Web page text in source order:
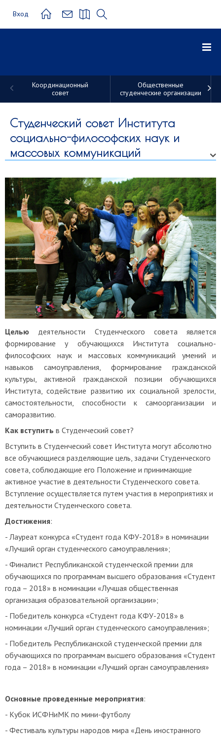
Вход
Студенческие
трудовые
отряды
Координационный
совет
Общественные
студенческие организации
Студенческий совет Института
социально-философских наук и
массовых коммуникаций
Целью деятельности Студенческого совета является
формирование у обучающихся Института социально-
философских наук и массовых коммуникаций умений и
навыков самоуправления, формирование гражданской
культуры, активной гражданской позиции обучающихся
Института, содействие развитию их социальной зрелости,
самостоятельности, способности к самоорганизации и
саморазвитию.
Как вступить в Студенческий совет?
Вступить в Студенческий совет Института могут абсолютно
все обучающиеся разделяющие цель, задачи Студенческого
совета, соблюдающие его Положение и принимающие
активное участие в деятельности Студенческого совета.
Вступление осуществляется путем участия в мероприятиях и
деятельности Студенческого совета.
Достижения:
- Лауреат конкурса «Студент года КФУ-2018» в номинации
«Лучший орган студенческого самоуправления»;
- Финалист Республиканской студенческой премии для
обучающихся по программам высшего образования «Студент
года – 2018» в номинации «Лучшая общественная
организация образовательной организации»;
- Победитель конкурса «Студент года КФУ-2018» в
номинации «Лучший орган студенческого самоуправления»;
- Победитель Республиканской студенческой премии для
обучающихся по программам высшего образования «Студент
года – 2018» в номинации «Лучший орган самоуправления»
Основные проведенные мероприятия:
- Кубок ИСФНиМК по мини-футболу
- Фестиваль культуры народов мира «День иностранного